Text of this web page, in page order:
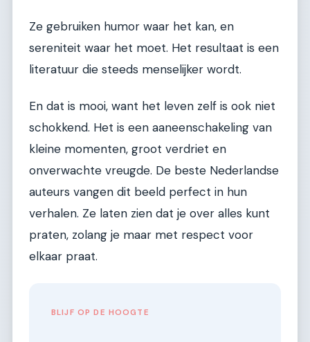
Ze gebruiken humor waar het kan, en
sereniteit waar het moet. Het resultaat is een
literatuur die steeds menselijker wordt.
En dat is mooi, want het leven zelf is ook niet
schokkend. Het is een aaneenschakeling van
kleine momenten, groot verdriet en
onverwachte vreugde. De beste Nederlandse
auteurs vangen dit beeld perfect in hun
verhalen. Ze laten zien dat je over alles kunt
praten, zolang je maar met respect voor
elkaar praat.
BLIJF OP DE HOOGTE